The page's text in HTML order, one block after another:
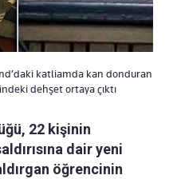
katliamda kan donduran
dehşet ortaya çıktı
22 kişinin
dair yeni
öğrencinin